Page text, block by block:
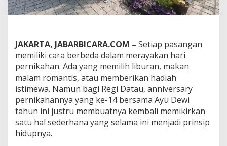
n
n
e
s
a
r
y
K
e
-
1
JAKARTA, JABARBICARA.COM – Setiap pasangan
memiliki cara berbeda dalam merayakan hari
pernikahan. Ada yang memilih liburan, makan
malam romantis, atau memberikan hadiah
istimewa. Namun bagi Regi Datau, anniversary
pernikahannya yang ke-14 bersama Ayu Dewi
tahun ini justru membuatnya kembali memikirkan
satu hal sederhana yang selama ini menjadi prinsip
hidupnya.